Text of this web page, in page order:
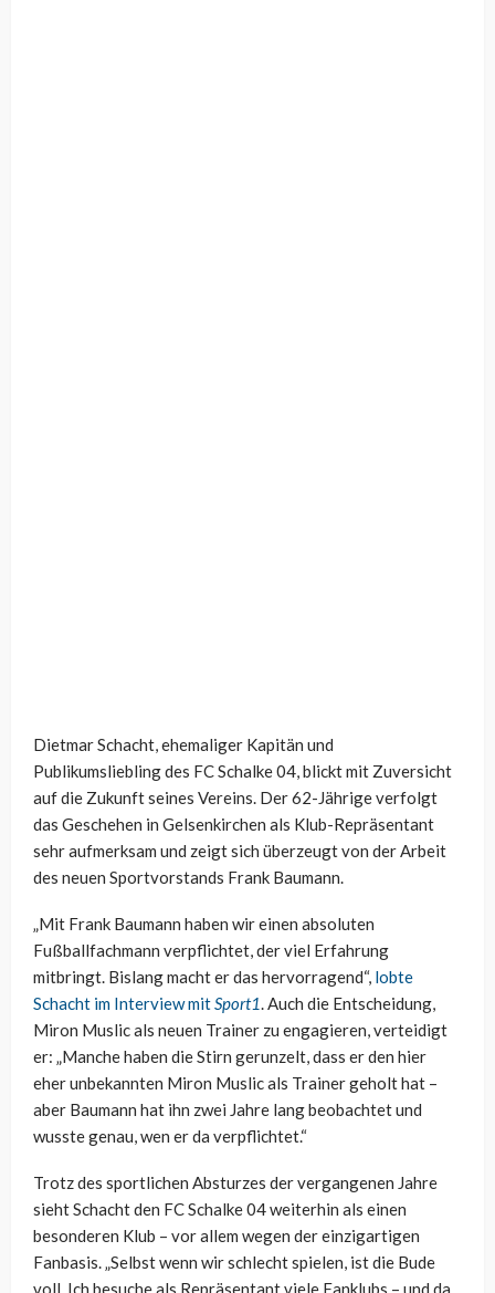
Dietmar Schacht, ehemaliger Kapitän und
Publikumsliebling des FC Schalke 04, blickt mit Zuversicht
auf die Zukunft seines Vereins. Der 62-Jährige verfolgt
das Geschehen in Gelsenkirchen als Klub-Repräsentant
sehr aufmerksam und zeigt sich überzeugt von der Arbeit
des neuen Sportvorstands Frank Baumann.
„Mit Frank Baumann haben wir einen absoluten
Fußballfachmann verpflichtet, der viel Erfahrung
mitbringt. Bislang macht er das hervorragend“, lobte
Schacht im Interview mitSport1. Auch die Entscheidung,
Miron Muslic als neuen Trainer zu engagieren, verteidigt
er: „Manche haben die Stirn gerunzelt, dass er den hier
eher unbekannten Miron Muslic als Trainer geholt hat –
aber Baumann hat ihn zwei Jahre lang beobachtet und
wusste genau, wen er da verpflichtet.“
Trotz des sportlichen Absturzes der vergangenen Jahre
sieht Schacht den FC Schalke 04 weiterhin als einen
besonderen Klub – vor allem wegen der einzigartigen
Fanbasis. „Selbst wenn wir schlecht spielen, ist die Bude
voll. Ich besuche als Repräsentant viele Fanklubs – und da